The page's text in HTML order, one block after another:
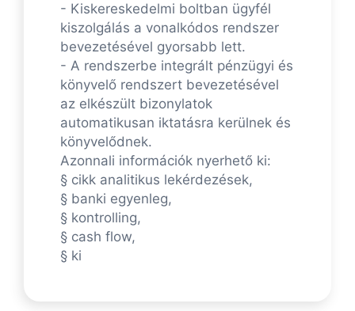
- Kiskereskedelmi boltban ügyfél
kiszolgálás a vonalkódos rendszer
bevezetésével gyorsabb lett.
- A rendszerbe integrált pénzügyi és
könyvelő rendszert bevezetésével
az elkészült bizonylatok
automatikusan iktatásra kerülnek és
könyvelődnek.
Azonnali információk nyerhető ki:
§ cikk analitikus lekérdezések,
§ banki egyenleg,
§ kontrolling,
§ cash flow,
§ ki